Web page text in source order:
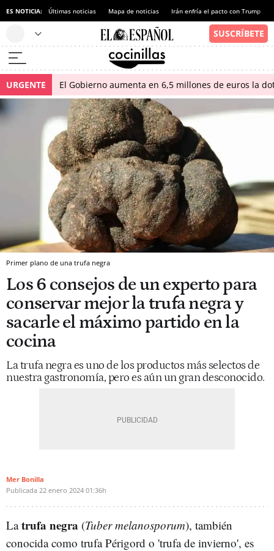
ES NOTICIA: Últimas noticias Mapa de noticias Irán enfría el pacto con Trump
URGENTE El Gobierno aumenta en 6,5 millones de euros la
Primer plano de una trufa negra
Los 6 consejos de un experto para
conservar mejor la trufa negra y
sacarle el máximo partido en la
cocina
La trufa negra es uno de los productos más selectos de
nuestra gastronomía, pero es aún un gran desconocido.
Mer Bonilla
Publicada 22 enero 2024 01:36h
Latrufa negra (Tuber melanosporum), también
conocida como trufa Périgord o 'trufa de invierno', es